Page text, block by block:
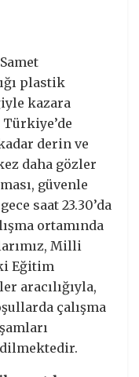
plastik
kazara
derin ve
daha gözler
güvenle
saat 23.30’da
ortamında
Milli
Eğitim
aracılığıyla,
çalışma